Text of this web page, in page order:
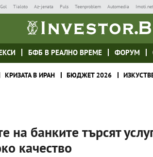
Gol Tialoto Az-jenata Puls Teenproblem Automedia Imoti.net
БФБ В РЕАЛНО ВРЕМЕ ФОРУМ
КРИЗАТА В ИРАН БЮДЖЕТ 2026
на банките търсят
качество